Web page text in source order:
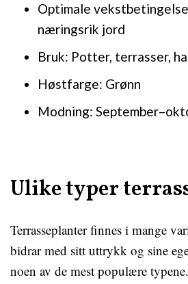
Optimale
næringsrik jord
Bruk: Potter, terrasser,
Høstfarge: Grønn
Modning:
Ulike typer
Terrasseplanter finnes i mange
bidrar med sitt uttrykk og sine
noen av de mest populære typene.